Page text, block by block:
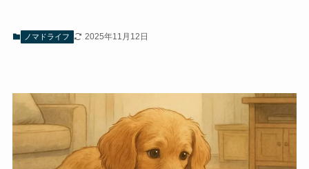
ノマドライフ 2025年11月12日